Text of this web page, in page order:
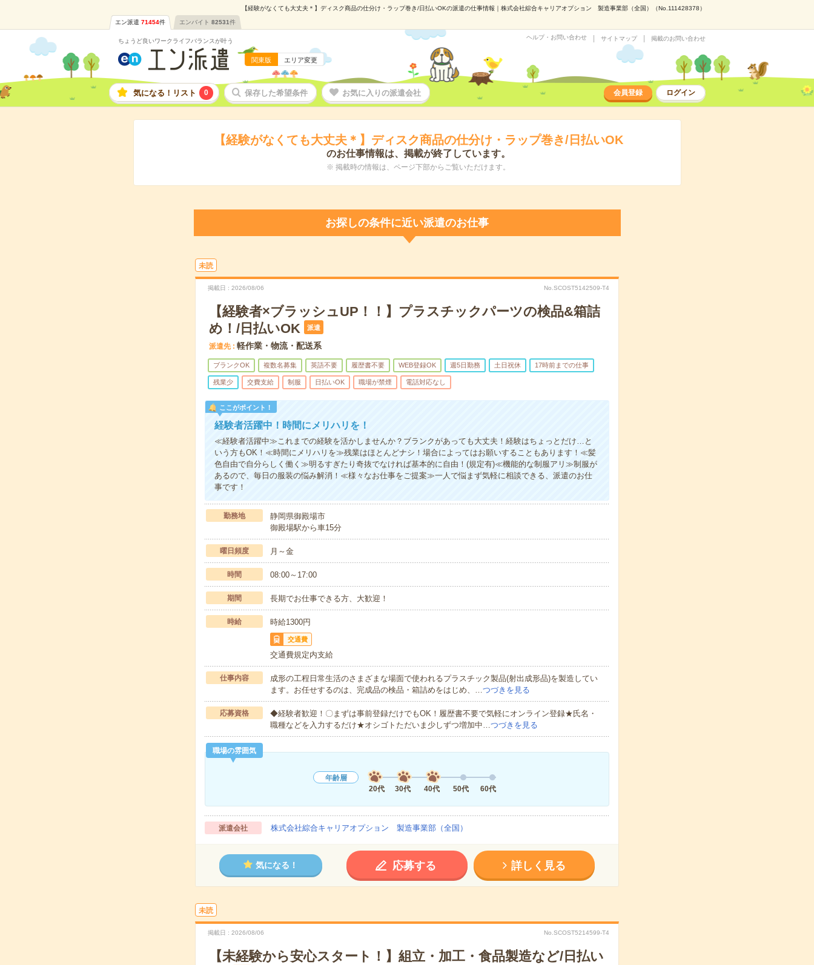
【経験がなくても大丈夫＊】ディスク商品の仕分け・ラップ巻き/日払いOKの派遣の仕事情報｜株式会社綜合キャリアオプション 製造事業部（全国）（No.111428378）
エン派遣 71454件 エンバイト 82531件
ちょうど良いワークライフバランスが叶う
関東版 エリア変更
ヘルプ・お問い合わせ サイトマップ 掲載のお問い合わせ
気になる！リスト 0 保存した希望条件 お気に入りの派遣会社 会員登録 ログイン
【経験がなくても大丈夫＊】ディスク商品の仕分け・ラップ巻き/日払いOK
のお仕事情報は、掲載が終了しています。
※ 掲載時の情報は、ページ下部からご覧いただけます。
お探しの条件に近い派遣のお仕事
未読
掲載日 2026/08/06 No.SCOST5142509-T4
【経験者×ブラッシュUP！！】プラスチックパーツの検品&箱詰
め！/日払いOK
派遣
派遣先 軽作業・物流・配送系
ブランクOK 複数名募集 英語不要 履歴書不要 WEB登録OK 週5日勤務 土日祝休 17時前までの仕事
残業少 交費支給 制服 日払いOK 職場が禁煙 電話対応なし
ここがポイント！
経験者活躍中！時間にメリハリを！
≪経験者活躍中≫これまでの経験を活かしませんか？ブランクがあっても大丈夫！経験はちょっとだけ…と
いう方もOK！≪時間にメリハリを≫残業はほとんどナシ！場合によってはお願いすることもあります！≪髪
色自由で自分らしく働く≫明るすぎたり奇抜でなければ基本的に自由！(規定有)≪機能的な制服アリ≫制服が
あるので、毎日の服装の悩み解消！≪様々なお仕事をご提案≫一人で悩まず気軽に相談できる、派遣のお仕
事です！
勤務地
静岡県御殿場市
御殿場駅から車15分
曜日頻度 月～金
時間 08:00～17:00
期間 長期でお仕事できる方、大歓迎！
時給 時給1300円
交通費
交通費規定内支給
仕事内容
成形の工程日常生活のさまざまな場面で使われるプラスチック製品(射出成形品)を製造してい
ます。お任せするのは、完成品の検品・箱詰めをはじめ、…つづきを見る
応募資格
◆経験者歓迎！〇まずは事前登録だけでもOK！履歴書不要で気軽にオンライン登録★氏名・
職種などを入力するだけ★オシゴトただいま少しずつ増加中…つづきを見る
職場の雰囲気
年齢層
20代
30代 40代 50代 60代
派遣会社 株式会社綜合キャリアオプション 製造事業部（全国）
気になる！ 応募する 詳しく見る
未読
掲載日 2026/08/06 No.SCOST5214599-T4
【未経験から安心スタート！】組立・加工・食品製造など/日払い